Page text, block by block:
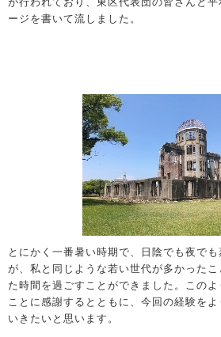
ージを書いて流しました。
とにかく一番暑い時期で、日陰でも夜で
が、私と同じような若い世代が多かった
た時間を過ごすことができました。この
ことに感謝するとともに、今回の経験を
いきたいと思います。